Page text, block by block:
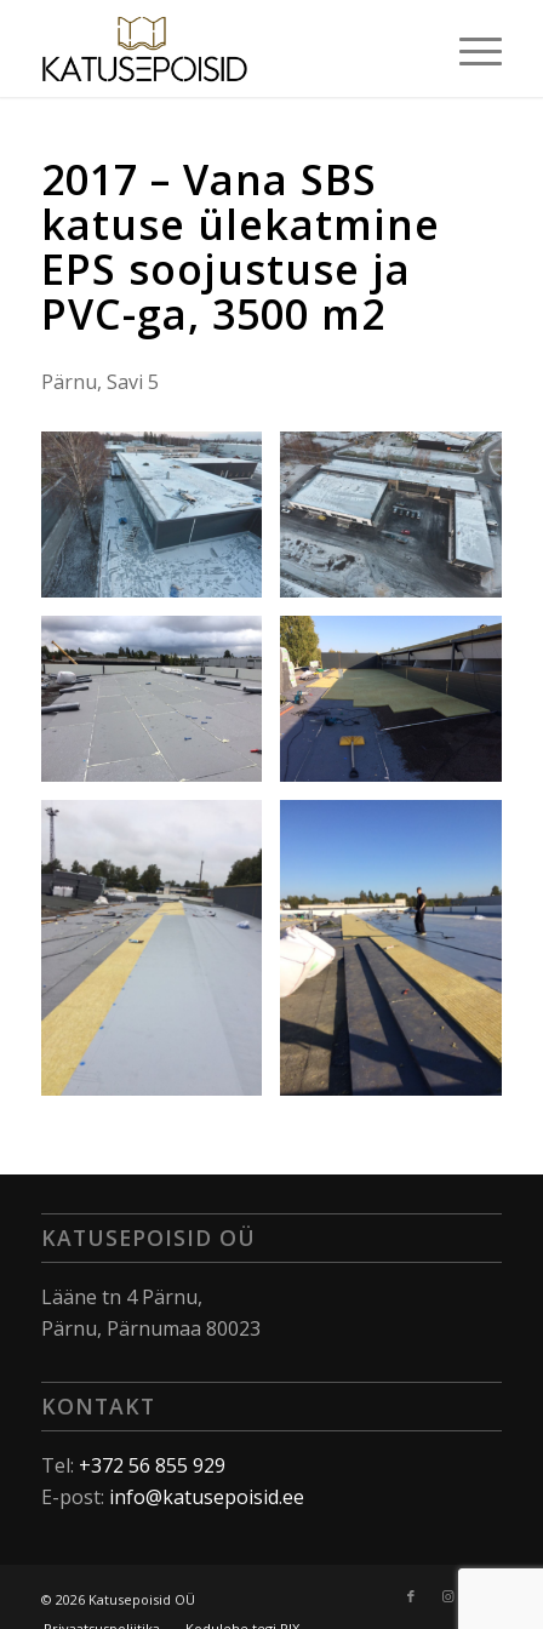
2017 – Vana SBS
katuse ülekatmine
EPS soojustuse ja
PVC-ga, 3500 m2
Pärnu, Savi 5
KATUSEPOISID OÜ
Lääne tn 4 Pärnu,
Pärnu, Pärnumaa 80023
KONTAKT
Tel: +372 56 855 929
E-post: info@katusepoisid.ee
© 2026 Katusepoisid OÜ